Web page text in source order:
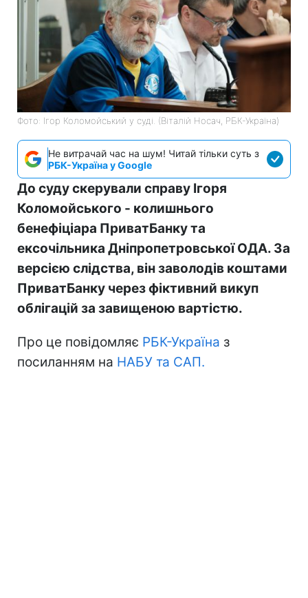
Фото: Ігор Коломойський у суді. (Віталій Носач, РБК-Україна)
Не витрачай час на шум! Читай тільки суть з
РБК-Україна у Google
До суду скерували справу Ігоря
Коломойського - колишнього
бенефіціара ПриватБанку та
ексочільника Дніпропетровської ОДА. За
версією слідства, він заволодів коштами
ПриватБанку через фіктивний викуп
облігацій за завищеною вартістю.
Про це повідомляє РБК-Україна з
посиланням на НАБУ та САП.